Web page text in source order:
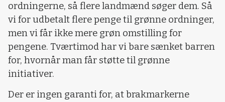
ordningerne, så flere landmænd søger dem. Så
vi for udbetalt flere penge til grønne ordninger,
men vi får ikke mere grøn omstilling for
pengene. Tværtimod har vi bare sænket barren
for, hvornår man får støtte til grønne
initiativer.
Der er ingen garanti for, at brakmarkerne